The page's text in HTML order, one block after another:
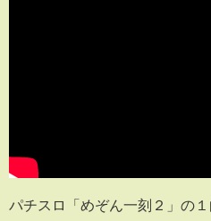
パチスロ「めぞん一刻２」の１